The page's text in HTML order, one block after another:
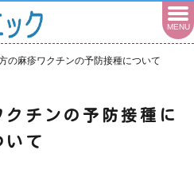
MENU
の麻疹ワクチンの予防接種について
チンの予防接種に
いて